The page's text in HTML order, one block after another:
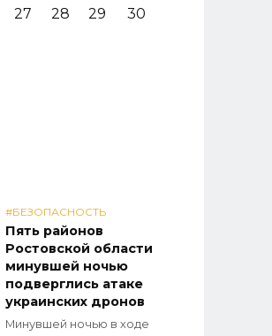
27 28 29
30
#БЕЗОПАСНОСТЬ
Пять районов
Ростовской области
минувшей ночью
подверглись атаке
украинских дронов
Минувшей ночью в ходе